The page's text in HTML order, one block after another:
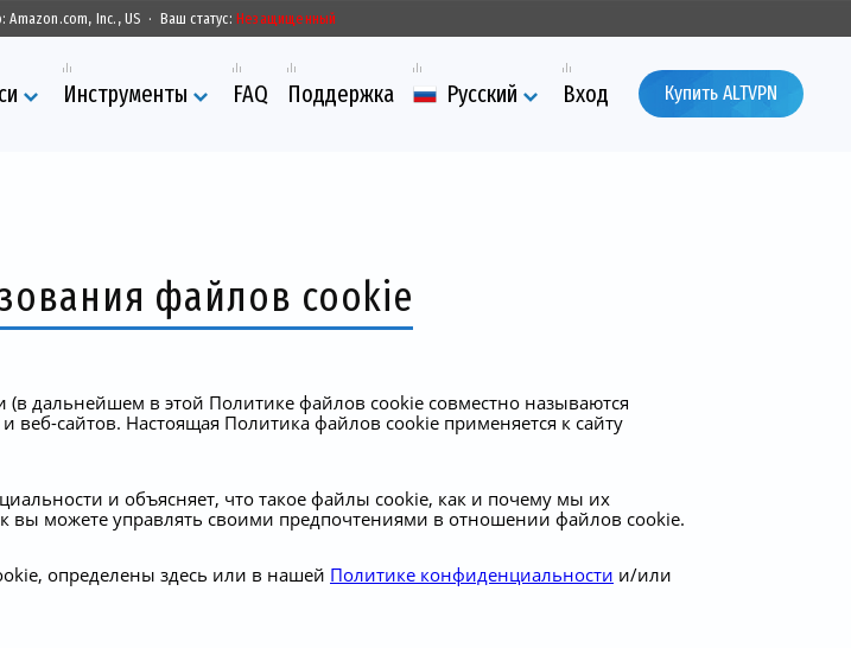
Amazon.com, Inc., US · Ваш статус:Незащищенный
Инструменты FAQ Поддержка Русский Вход Купить ALTVPN
файлов cookie
дальнейшем в этой Политике файлов cookie совместно называются
сайтов. Настоящая Политика файлов cookie применяется к сайту
и объясняет, что такое файлы cookie, как и почему мы их
вы можете управлять своими предпочтениями в отношении файлов cookie.
определены здесь или в нашей Политике конфиденциальности и/или